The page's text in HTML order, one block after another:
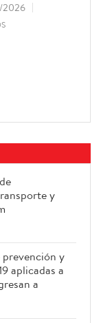
y
prevención y
aplicadas a
a